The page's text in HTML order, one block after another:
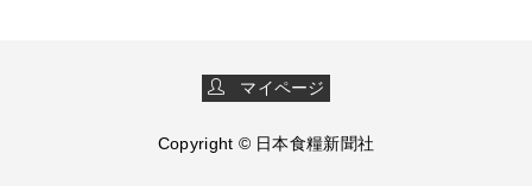
マイページ
Copyright © 日本食糧新聞社